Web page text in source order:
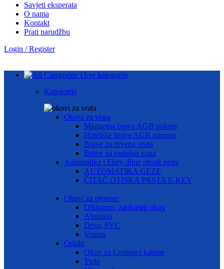
Savjeti eksperata
O nama
Kontakt
Prati narudžbu
Login / Register
Sve kategorije
Kategorije
Okovi za vrata
Magnetna brava AGB polaris
Hotelske brave AGB oprema
Brave za drvena vrata
Brave za metalna vrata
Automatika i Ekey dline otisak prsta
AUTOMATIKA GEZE
ČITAČ OTISKA PRSTA E-KEY
Okovi za prozore
Otklopno- zaokretni okov
Aluminij
Drvo, PVC
Ventus
Ostalo
Okov za Compact kabine
Tiple